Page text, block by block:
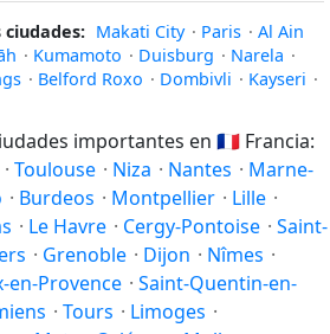
Makati City · Paris · Al Ain
· Kumamoto · Duisburg · Narela ·
· Belford Roxo · Dombivli · Kayseri ·
importantes en 🇫🇷 Francia:
· Toulouse · Niza · Nantes · Marne-
· Burdeos · Montpellier · Lille ·
· Le Havre · Cergy-Pontoise · Saint-
· Grenoble · Dijon · Nîmes ·
en-Provence · Saint-Quentin-en-
· Tours · Limoges ·